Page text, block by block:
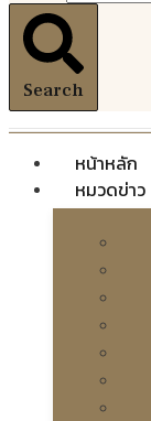
Search
หน้าหลัก
หมวดข่าว